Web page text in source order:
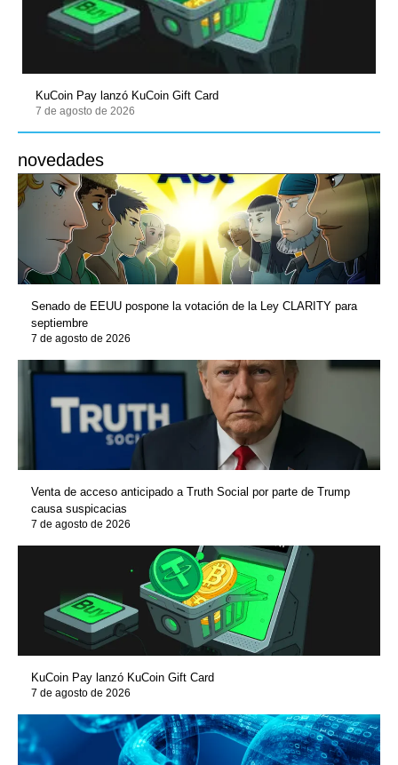
KuCoin Pay lanzó KuCoin Gift Card
7 de agosto de 2026
novedades
Senado de EEUU pospone la votación de la Ley CLARITY para
septiembre
7 de agosto de 2026
Venta de acceso anticipado a Truth Social por parte de Trump
causa suspicacias
7 de agosto de 2026
KuCoin Pay lanzó KuCoin Gift Card
7 de agosto de 2026